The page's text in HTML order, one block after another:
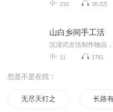
210 38.3万
山白乡间手工活
沉浸式古法制作物品
11 1781
您是不是在找：
无尽天灯之神战 长路